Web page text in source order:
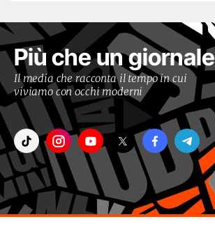
Più che un giornale
Il media che racconta il tempo in cui
viviamo con occhi moderni